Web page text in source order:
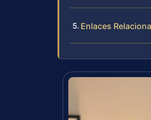
Enlaces